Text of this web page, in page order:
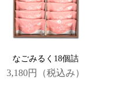
なごみるく18個詰
3,180円 （税込み）